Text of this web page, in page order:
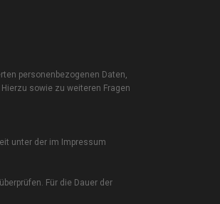
personenbezogenen Daten,
sowie zu weiteren Fragen
unter der im Impressum
Für die Dauer der